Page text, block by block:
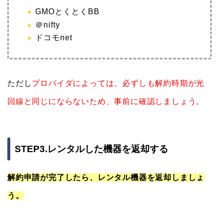
GMOとくとくBB
＠nifty
ドコモnet
ただしプロバイダによっては、必ずしも解約時期が光
回線と同じにならないため、事前に確認しましょう。
STEP3.レンタルした機器を返却する
解約申請が完了したら、レンタル機器を返却しましょ
う。